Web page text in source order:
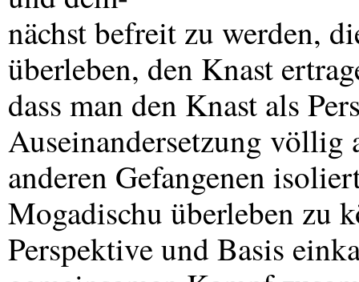
nächst befreit zu werden,
überleben, den Knast
dass man den Knast als
Auseinandersetzung völlig
anderen Gefangenen
Mogadischu überleben zu
Perspektive und Basis